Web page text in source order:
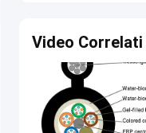
Video Correlati